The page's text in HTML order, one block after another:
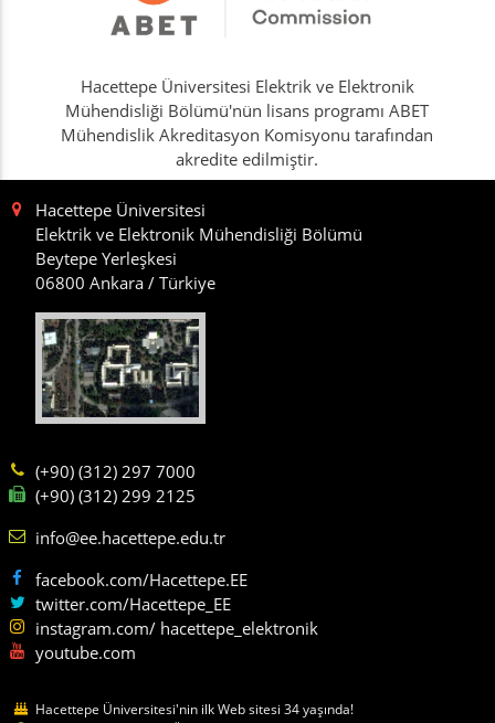
Hacettepe Üniversitesi Elektrik ve Elektronik
Mühendisliği Bölümü'nün lisans programı ABET
Mühendislik Akreditasyon Komisyonu tarafından
akredite edilmiştir.
Hacettepe Üniversitesi
Elektrik ve Elektronik Mühendisliği Bölümü
Beytepe Yerleşkesi
06800 Ankara / Türkiye
(+90) (312) 297 7000
(+90) (312) 299 2125
info@ee.hacettepe.edu.tr
facebook.com/Hacettepe.EE
twitter.com/Hacettepe_EE
instagram.com/ hacettepe_elektronik
youtube.com
Hacettepe Üniversitesi'nin ilk Web sitesi 34 yaşında!